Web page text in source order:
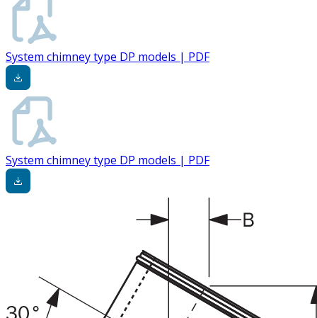
System chimney type DP models | PDF
System chimney type DP models | PDF